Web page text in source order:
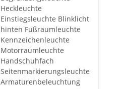
Heckleuchte
Einstiegsleuchte Blinklicht
hinten Fußraumleuchte
Kennzeichenleuchte
Motorraumleuchte
Handschuhfach
Seitenmarkierungsleuchte
Armaturenbeleuchtung